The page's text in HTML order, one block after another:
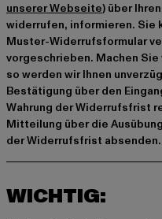
unserer Webseite) über
widerrufen, informieren. Sie
Muster-Widerrufsformular
vorgeschrieben. Machen
so werden wir Ihnen
Bestätigung über den
Wahrung der Widerrufsfrist
Mitteilung über die
der Widerrufsfrist absenden.
WICHTIG: